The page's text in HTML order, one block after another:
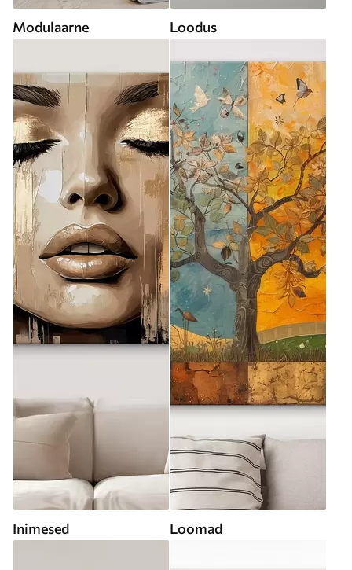
Modulaarne Loodus
Inimesed Loomad